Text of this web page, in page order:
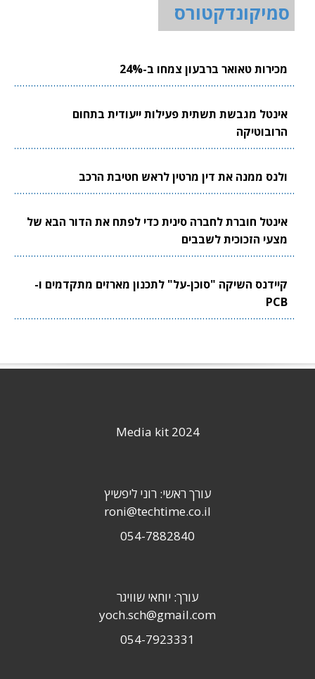
סמיקונדקטורס
מכירות טאואר ברבעון צמחו ב-24%
אינטל מגבשת תשתית פעילות ייעודית בתחום
הרובוטיקה
ולנס ממנה את דין מרטין לראש חטיבת הרכב
אינטל חוברת לחברה סינית כדי לפתח את הדור הבא של
מצעי הזכוכית לשבבים
קיידנס השיקה "סוכן-על" לתכנון מארזים מתקדמים ו-
PCB
Media kit 2024
עורך ראשי: רוני ליפשיץ
roni@techtime.co.il
054-7882840
עורך: יוחאי שוויגר
yoch.sch@gmail.com
054-7923331